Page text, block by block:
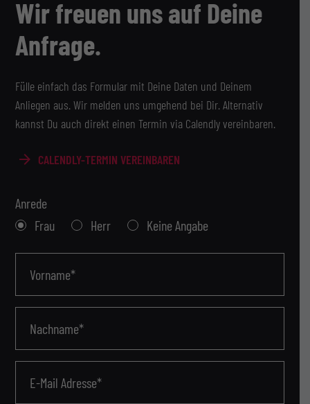
Wir freuen uns auf Deine
Anfrage.
Fülle einfach das Formular mit Deine Daten und Deinem
Anliegen aus. Wir melden uns umgehend bei Dir. Alternativ
kannst Du auch direkt einen Termin via Calendly vereinbaren.
CALENDLY-TERMIN VEREINBAREN
Anrede
Frau
Herr Keine Angabe
Vorname*
Nachname*
E-Mail Adresse*